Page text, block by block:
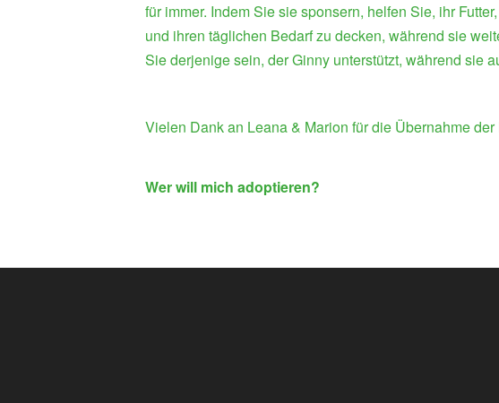
für immer. Indem Sie sie sponsern, helfen Sie, ihr
und ihren täglichen Bedarf zu decken, während sie
Sie derjenige sein, der Ginny unterstützt, während sie
Vielen Dank an Leana & Marion für die Übernahme
Wer will mich adoptieren?